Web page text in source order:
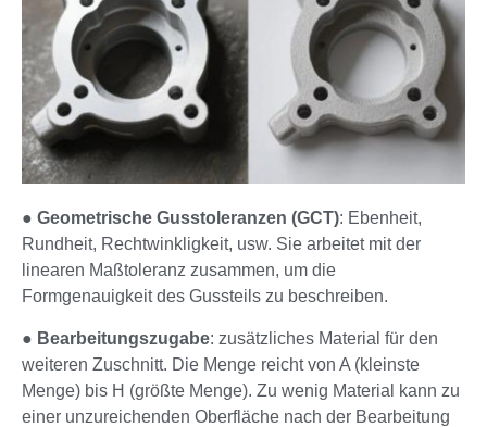
● Geometrische Gusstoleranzen (GCT): Ebenheit,
Rundheit, Rechtwinkligkeit, usw. Sie arbeitet mit der
linearen Maßtoleranz zusammen, um die
Formgenauigkeit des Gussteils zu beschreiben.
● Bearbeitungszugabe: zusätzliches Material für den
weiteren Zuschnitt. Die Menge reicht von A (kleinste
Menge) bis H (größte Menge). Zu wenig Material kann zu
einer unzureichenden Oberfläche nach der Bearbeitung